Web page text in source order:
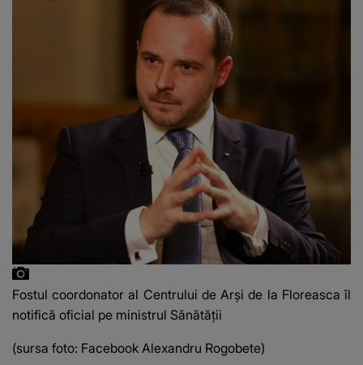
Fostul coordonator al Centrului de Arși de la Floreasca îl
notifică oficial pe ministrul Sănătății
(sursa foto: Facebook Alexandru Rogobete)